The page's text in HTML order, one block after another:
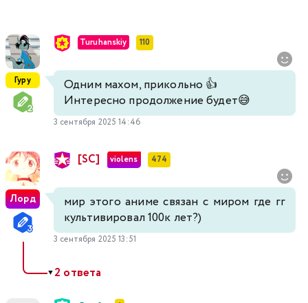
Гуру
Turuhanskiy 110
Одним махом, прикольно 👍
Интересно продолжение будет😅
3 сентября 2025 14:46
Лорд
[SC] violens 474
мир этого аниме связан с миром где гг
культивировал 100к лет?)
3 сентября 2025 13:51
▼2 ответа